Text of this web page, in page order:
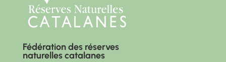
Fédération des réserves
naturelles catalanes